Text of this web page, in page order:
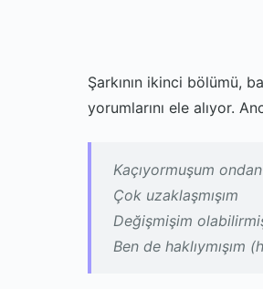
Şarkının ikinci bölümü,
yorumlarını ele alıyor.
Kaçıyormuşum ondan
Çok uzaklaşmışım
Değişmişim
Ben de haklıymışım